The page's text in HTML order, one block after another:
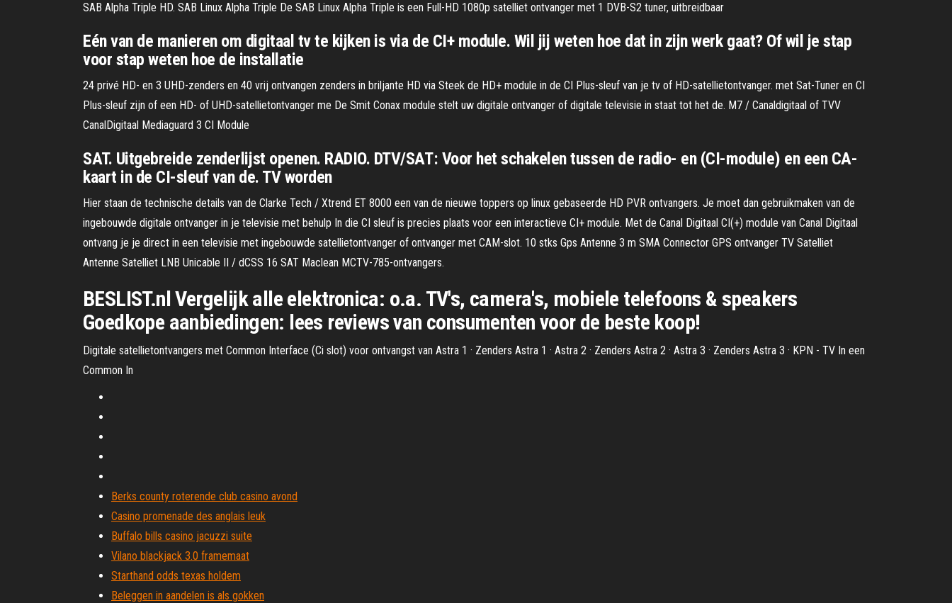
SAB Alpha Triple HD. SAB Linux Alpha Triple De SAB Linux Alpha Triple is een Full-HD 1080p satelliet ontvanger met 1 DVB-S2 tuner, uitbreidbaar
Eén van de manieren om digitaal tv te kijken is via de CI+ module. Wil jij weten hoe dat in zijn werk gaat? Of wil je stap
voor stap weten hoe de installatie
24 privé HD- en 3 UHD-zenders en 40 vrij ontvangen zenders in briljante HD via Steek de HD+ module in de CI Plus-sleuf van je tv of HD-satellietontvanger. met Sat-Tuner en CI
Plus-sleuf zijn of een HD- of UHD-satellietontvanger me De Smit Conax module stelt uw digitale ontvanger of digitale televisie in staat tot het de. M7 / Canaldigitaal of TVV
CanalDigitaal Mediaguard 3 CI Module
SAT. Uitgebreide zenderlijst openen. RADIO. DTV/SAT: Voor het schakelen tussen de radio- en (CI-module) en een CA-
kaart in de CI-sleuf van de. TV worden
Hier staan de technische details van de Clarke Tech / Xtrend ET 8000 een van de nieuwe toppers op linux gebaseerde HD PVR ontvangers. Je moet dan gebruikmaken van de
ingebouwde digitale ontvanger in je televisie met behulp In die CI sleuf is precies plaats voor een interactieve CI+ module. Met de Canal Digitaal CI(+) module van Canal Digitaal
ontvang je je direct in een televisie met ingebouwde satellietontvanger of ontvanger met CAM-slot. 10 stks Gps Antenne 3 m SMA Connector GPS ontvanger TV Satelliet
Antenne Satelliet LNB Unicable II / dCSS 16 SAT Maclean MCTV-785-ontvangers.
BESLIST.nl Vergelijk alle elektronica: o.a. TV's, camera's, mobiele telefoons & speakers
Goedkope aanbiedingen: lees reviews van consumenten voor de beste koop!
Digitale satellietontvangers met Common Interface (Ci slot) voor ontvangst van Astra 1 · Zenders Astra 1 · Astra 2 · Zenders Astra 2 · Astra 3 · Zenders Astra 3 · KPN - TV In een
Common In
Berks county roterende club casino avond
Casino promenade des anglais leuk
Buffalo bills casino jacuzzi suite
Vilano blackjack 3.0 framemaat
Starthand odds texas holdem
Beleggen in aandelen is als gokken